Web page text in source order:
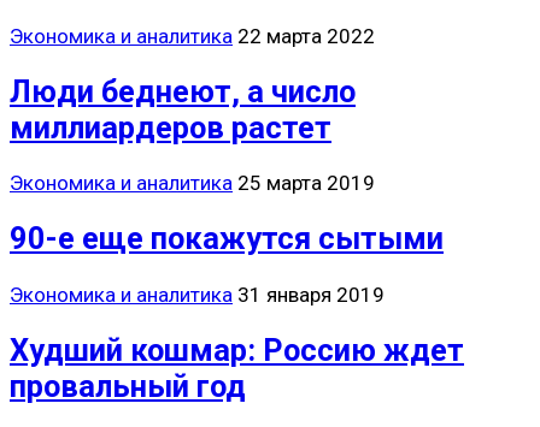
Экономика и аналитика 22 марта 2022
Люди беднеют, а число
миллиардеров растет
Экономика и аналитика 25 марта 2019
90-е еще покажутся сытыми
Экономика и аналитика 31 января 2019
Худший кошмар: Россию ждет
провальный год